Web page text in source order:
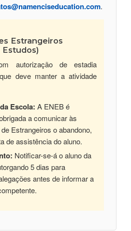
.
Estrangeiros
Estudos)
autorização de estadia
deve manter a atividade
Escola: A ENEB é
a comunicar às
Estrangeiros o abandono,
de assistência do aluno.
Notificar-se-á o aluno da
5 dias para
antes de informar a